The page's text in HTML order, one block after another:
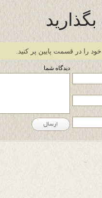
را در قسمت پایین پر کنید.
دیدگاه شما